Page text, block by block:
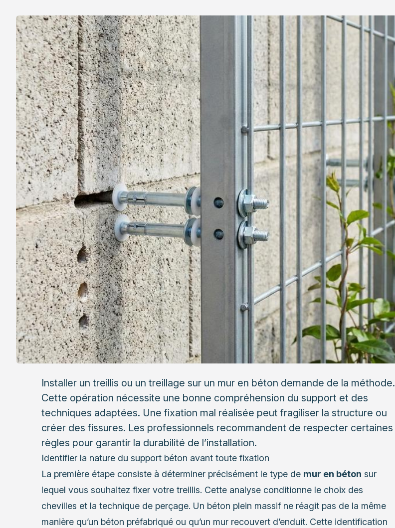
Installer un treillis ou un treillage sur un mur en béton demande de la méthode.
Cette opération nécessite une bonne compréhension du support et des
techniques adaptées. Une fixation mal réalisée peut fragiliser la structure ou
créer des fissures. Les professionnels recommandent de respecter certaines
règles pour garantir la durabilité de l’installation.
Identifier la nature du support béton avant toute fixation
La première étape consiste à déterminer précisément le type de mur en béton sur
lequel vous souhaitez fixer votre treillis. Cette analyse conditionne le choix des
chevilles et la technique de perçage. Un béton plein massif ne réagit pas de la même
manière qu’un béton préfabriqué ou qu’un mur recouvert d’enduit. Cette identification